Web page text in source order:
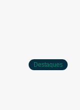
Destaques